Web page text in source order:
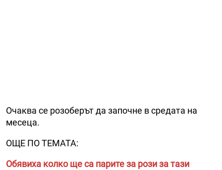
Очаква се розоберът да започне в средата на
месеца.
ОЩЕ ПО ТЕМАТА:
Обявиха колко ще са парите за рози за тази